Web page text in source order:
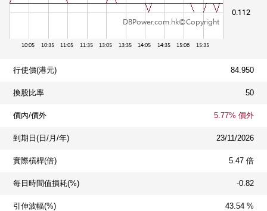
行使價(港元) 84.950
換股比率 50
價內/價外 5.77% 價外
到期日(日/月/年) 23/11/2026
實際槓桿(倍) 5.47 倍
每日時間值損耗(%) -0.82
引伸波幅(%) 43.54 %